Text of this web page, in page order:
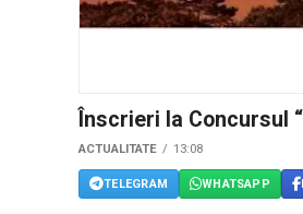
Înscrieri la Concursul
ACTUALITATE 13:08
TELEGRAM WHATSAPP